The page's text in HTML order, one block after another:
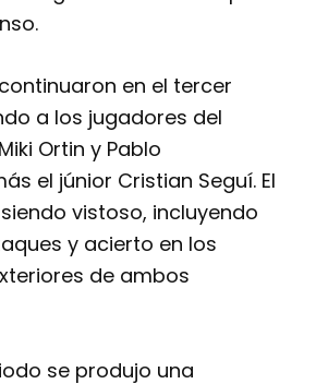
en el tercer
a los jugadores del
Ortin y Pablo
el júnior Cristian Seguí. El
vistoso, incluyendo
y acierto en los
de ambos
se produjo una